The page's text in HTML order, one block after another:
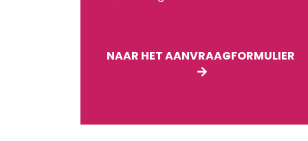
NAAR HET AANVRAAGFORMULIER